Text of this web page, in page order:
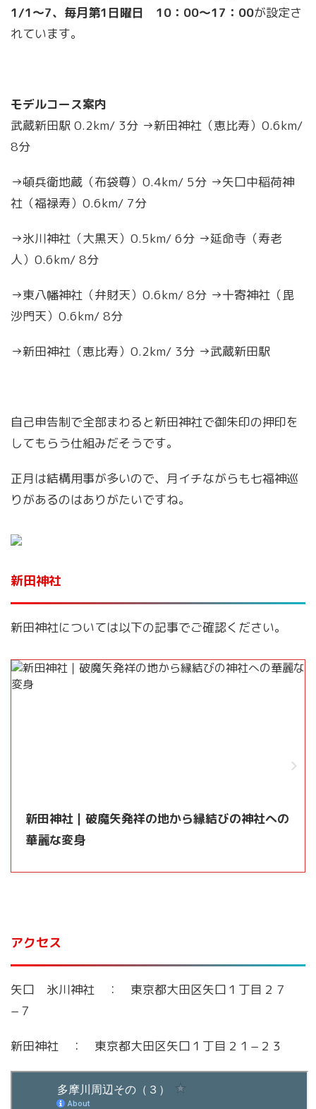
1/1～7、毎月第1日曜日 10：00～17：00が設定さ
れています。
モデルコース案内
武蔵新田駅 0.2km/ 3分 →新田神社（恵比寿）0.6km/
8分
→頓兵衛地蔵（布袋尊）0.4km/ 5分 →矢口中稲荷神
社（福禄寿）0.6km/ 7分
→氷川神社（大黒天）0.5km/ 6分 →延命寺（寿老
人）0.6km/ 8分
→東八幡神社（弁財天）0.6km/ 8分 →十寄神社（毘
沙門天）0.6km/ 8分
→新田神社（恵比寿）0.2km/ 3分 →武蔵新田駅
自己申告制で全部まわると新田神社で御朱印の押印を
してもらう仕組みだそうです。
正月は結構用事が多いので、月イチながらも七福神巡
りがあるのはありがたいですね。
新田神社
新田神社については以下の記事でご確認ください。
新田神社｜破魔矢発祥の地から縁結びの神社への
華麗な変身
アクセス
矢口 氷川神社 ： 東京都大田区矢口１丁目２７
−７
新田神社 ： 東京都大田区矢口１丁目２１−２３